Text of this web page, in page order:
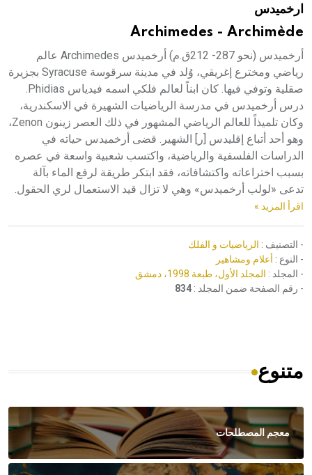
هيئة الموسوعة العربية تطلق موسوعات جديدة في عام 2026ارخميدس
Archimedes - Archimède
أرخميدس (نحو 287- 212ق.م) أرخميدس Archimedes عالم
رياضي ومخترع إغريقي، وُلد في مدينة سرقوسة Syracuse بجزيرة
صقلية وتوفي فيها. كان ابناً لعالم فلكي اسمه فيدياس Phidias.
درس أرخميدس في مدرسة الرياضيات الشهيرة في الاسكندرية،
وكان تلميذاً للعالم الرياضي المشهور في ذلك العصر زينون Zenon،
وهو أحد أتباع إقليدس [ر] الشهير. قضى أرخميدس حياته في
الدراسات الفلسفية والرياضية، واكتسب شعبية واسعة في عصره
بسبب اختراعاته واكتشافاته، فقد ابتكر طريقة لرفع الماء بآلة
تدعى «لولب أرخميدس» وهي لا تزال قيد الاستعمال لري الحقول.
اقرأ المزيد »
- التصنيف : الرياضيات و الفلك
- النوع : أعلام ومشاهير
- المجلد : المجلد الأول، طبعة 1998، دمشق
- رقم الصفحة ضمن المجلد : 834
متنوع
معجم المصطلحات